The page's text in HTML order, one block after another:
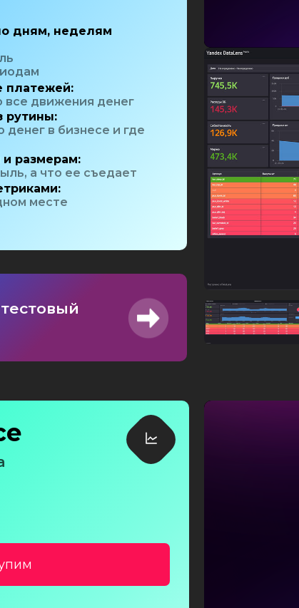
дням, неделям
платежей:
все движения денег
рутины:
денег в бизнесе и где
и размерам:
а что ее съедает
месте